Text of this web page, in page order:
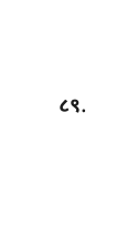
८९.